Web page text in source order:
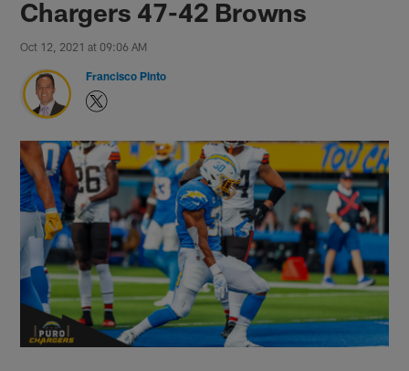
Chargers 47-42 Browns
Oct 12, 2021 at 09:06 AM
Francisco Pinto